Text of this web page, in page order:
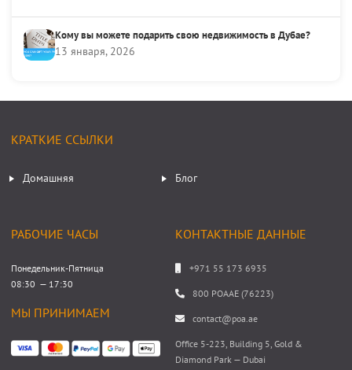
Кому вы можете подарить свою недвижимость в Дубае?
13 января, 2026
КРАТКИЕ ССЫЛКИ
Домашняя Блог
РАБОЧИЕ ЧАСЫ
Понедельник-Пятница
08:30 — 17:30
МЫ ПРИНИМАЕМ
КОНТАКТНЫЕ ДАННЫЕ
+971 55 173 6935
800 POAAE (76223)
contact@poa.ae
Office 5-223, Building 5, Gold &
Diamond Park — Dubai